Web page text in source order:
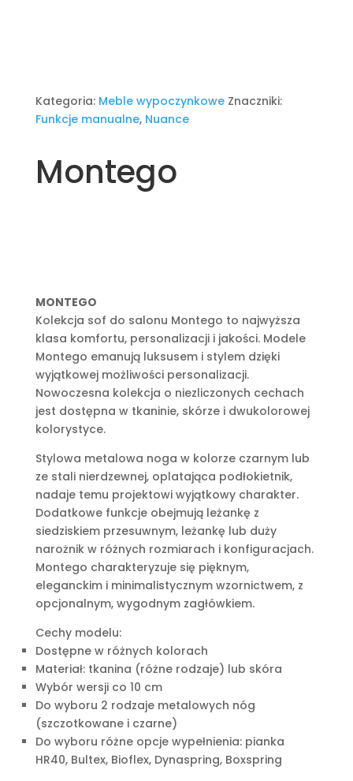
Kategoria: Meble wypoczynkowe Znaczniki:
Funkcje manualne, Nuance
Montego
MONTEGO
Kolekcja sof do salonu Montego to najwyższa
klasa komfortu, personalizacji i jakości. Modele
Montego emanują luksusem i stylem dzięki
wyjątkowej możliwości personalizacji.
Nowoczesna kolekcja o niezliczonych cechach
jest dostępna w tkaninie, skórze i dwukolorowej
kolorystyce.
Stylowa metalowa noga w kolorze czarnym lub
ze stali nierdzewnej, oplatająca podłokietnik,
nadaje temu projektowi wyjątkowy charakter.
Dodatkowe funkcje obejmują leżankę z
siedziskiem przesuwnym, leżankę lub duży
narożnik w różnych rozmiarach i konfiguracjach.
Montego charakteryzuje się pięknym,
eleganckim i minimalistycznym wzornictwem, z
opcjonalnym, wygodnym zagłówkiem.
Cechy modelu:
Dostępne w różnych kolorach
Materiał: tkanina (różne rodzaje) lub skóra
Wybór wersji co 10 cm
Do wyboru 2 rodzaje metalowych nóg
(szczotkowane i czarne)
Do wyboru różne opcje wypełnienia: pianka
HR40, Bultex, Bioflex, Dynaspring, Boxspring